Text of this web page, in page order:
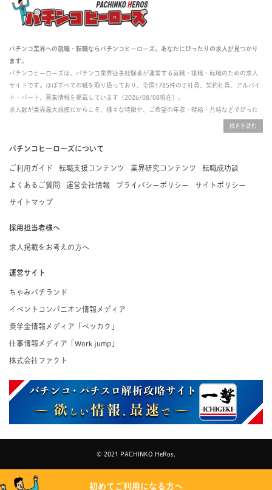
パチンコ業界への就職・転職ならパチンコヒーローズ。あなたにぴったりの求人が見つかり
ます。
パチンコヒーローズは、パチンコ業界従事経験者が運営する就職・復職・転職のための求人
サイトです。ほぼすべての職を取り扱っており、全国1785件の正社員、契約社員、アルバイ
ト・パート、募集情報を掲載しています（2026/08/08現在）。
求人数が業界最大規模だからこそ、様々な特徴や、ご希望の年収・時給・月給などでぴった
掲載している求人は、すべて契約法人様から寄せられた正規の求人情報です。応募いただい
た内容はすぐに直接事業所に届くためスムーズに転職・復職できます。
パチンコヒーローズについて
ご利用ガイド 転職支援コンテンツ 業界研究コンテンツ 転職成功談
よくあるご質問 運営会社情報 プライバシーポリシー サイトポリシー
サイトマップ
採用担当者様へ
求人掲載をお考えの方へ
運営サイト
ちゃみパチランド
イベントコンパニオン情報メディア
奨学金情報メディア「ベッカク」
仕事情報メディア「Work jump」
株式会社ファクト
© 2021 PACHINKO HeRos.
初めてご利用になる方へ